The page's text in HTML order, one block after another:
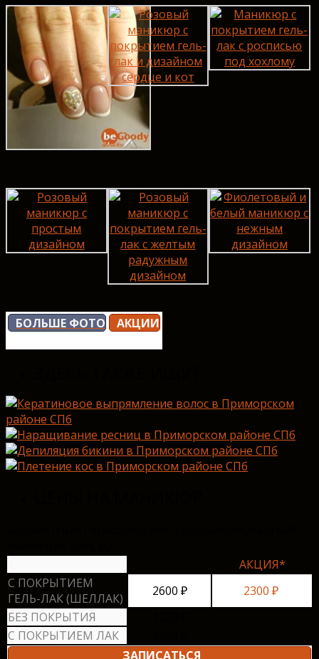
БОЛЬШЕ ФОТО АКЦИИ
АКЦИЯ*
С ПОКРЫТИЕМ
ГЕЛЬ-ЛАК (ШЕЛЛАК)
2600 ₽
2300 ₽
БЕЗ ПОКРЫТИЯ
С ПОКРЫТИЕМ ЛАК
ЗАПИСАТЬСЯ